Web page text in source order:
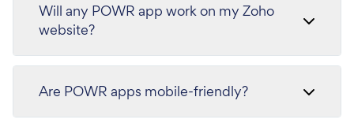
Will any POWR app work on my Zoho
website?
Are POWR apps mobile-friendly?